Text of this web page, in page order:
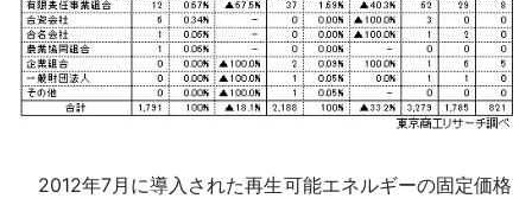
2012年7月に導入された再生可能エネルギーの固定価格